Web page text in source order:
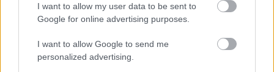
I want to allow my user data to be sent to
Google for online advertising purposes.
I want to allow Google to send me
personalized advertising.